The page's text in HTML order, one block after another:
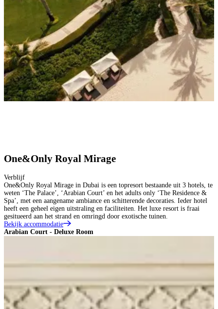
One&Only Royal Mirage
Verblijf
One&Only Royal Mirage in Dubai is een topresort bestaande uit 3 hotels, te
weten ‘The Palace’, ‘Arabian Court’ en het adults only ‘The Residence &
Spa’, met een aangename ambiance en schitterende decoraties. Ieder hotel
heeft een geheel eigen uitstraling en faciliteiten. Het luxe resort is fraai
gesitueerd aan het strand en omringd door exotische tuinen.
Bekijk accommodatie
Arabian Court - Deluxe Room